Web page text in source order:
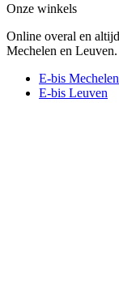
Onze winkels
Online overal en
Mechelen en Leuven.
E-bis Mechelen
E-bis Leuven